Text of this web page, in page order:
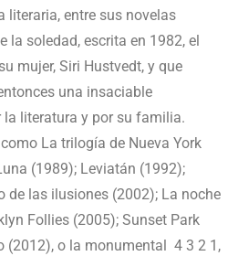
literaria, entre sus novelas
la soledad, escrita en 1982, el
mujer, Siri Hustvedt, y que
una insaciable
literatura y por su familia.
La trilogía de Nueva York
(1989); Leviatán (1992);
de las ilusiones (2002); La noche
Follies (2005); Sunset Park
(2012), o la monumental 4 3 2 1,